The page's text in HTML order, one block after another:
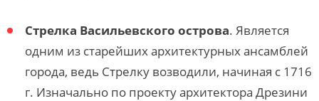
Стрелка Васильевского острова. Является
одним из старейших архитектурных ансамблей
города, ведь Стрелку возводили, начиная с 1716
г. Изначально по проекту архитектора Дрезини